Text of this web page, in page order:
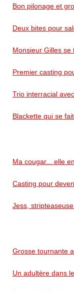
Bon pilonage et
Deux bites pour
Monsieur Gilles se
Premier casting
Trio interracial avec
Blackette qui se fait
Ma cougar... elle
Casting pour
Jess,
Grosse tournante
Un adultère dans